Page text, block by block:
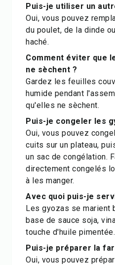
Puis-je utiliser un
Oui, vous pouvez
du poulet, de la dinde
haché.
Comment éviter que
ne sèchent ?
Gardez les feuilles
humide pendant
qu'elles ne sèchent.
Puis-je congeler les
Oui, vous pouvez
cuits sur un plateau,
un sac de congélation.
directement congelés
à les manger.
Avec quoi puis-je
Les gyozas se marient
base de sauce soja,
touche d'huile pimentée.
Puis-je préparer la
Oui, vous pouvez